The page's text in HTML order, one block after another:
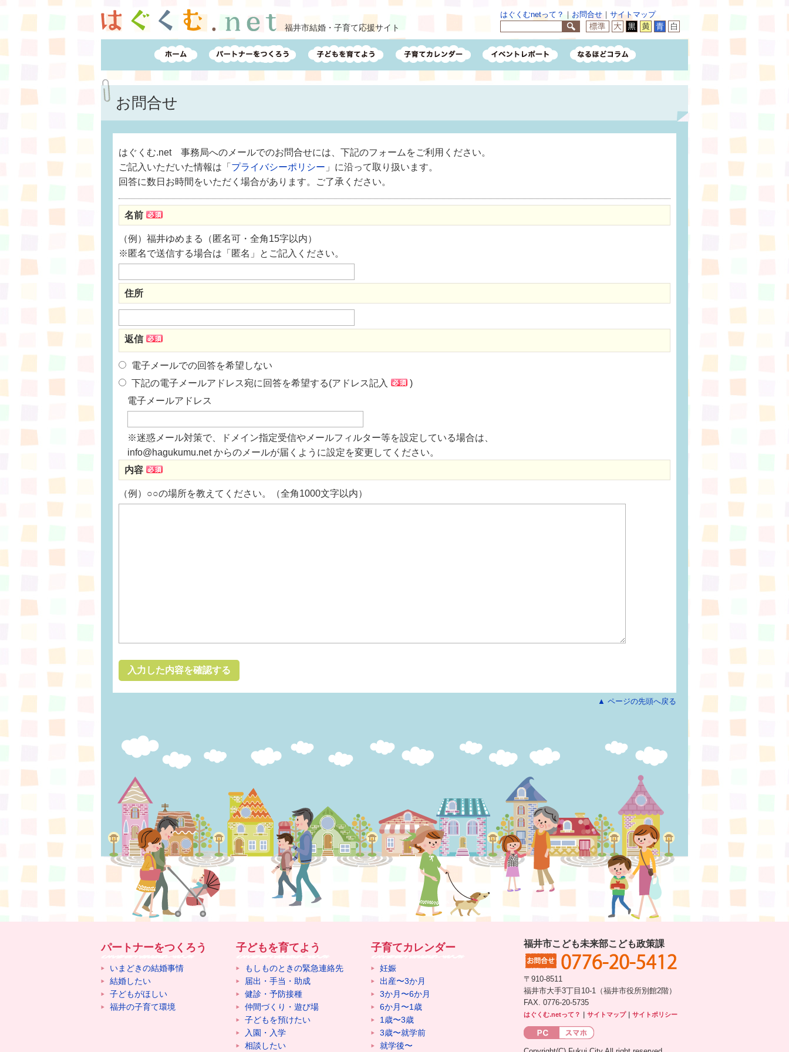
福井市結婚・子育て応援サイト
はぐくむnetって？ ｜ お問合せ ｜ サイトマップ
お問合せ
はぐくむ.net 事務局へのメールでのお問合せには、下記のフォームをご利用ください。
ご記入いただいた情報は「 プライバシーポリシー 」に沿って取り扱います。
回答に数日お時間をいただく場合があります。ご了承ください。
名前
（例）福井ゆめまる（匿名可・全角15字以内）
※匿名で送信する場合は「匿名」とご記入ください。
住所
返信
電子メールでの回答を希望しない
下記の電子メールアドレス宛に回答を希望する(アドレス記入
)
電子メールアドレス
※迷惑メール対策で、ドメイン指定受信やメールフィルター等を設定している場合は、
info@hagukumu.net からのメールが届くように設定を変更してください。
内容
（例）○○の場所を教えてください。（全角1000文字以内）
▲ ページの先頭へ戻る
パートナーをつくろう
いまどきの結婚事情
結婚したい
子どもがほしい
福井の子育て環境
子どもを育てよう
もしものときの緊急連絡先
届出・手当・助成
健診・予防接種
仲間づくり・遊び場
子どもを預けたい
入園・入学
相談したい
子育てカレンダー
妊娠
出産〜3か月
3か月〜6か月
6か月〜1歳
1歳〜3歳
3歳〜就学前
就学後〜
福井市こども未来部こども政策課
〒910-8511
福井市大手3丁目10-1（福井市役所別館2階）
FAX. 0776-20-5735
はぐくむ.netって？ サイトマップ｜ サイトポリシー